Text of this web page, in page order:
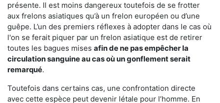
présente. Il est moins dangereux toutefois de se frotter
aux frelons asiatiques qu’à un frelon européen ou d’une
guêpe. L’un des premiers réflexes à adopter dans le cas où
l'on se ferait piquer par un frelon asiatique est de retirer
toutes les bagues mises afin de ne pas empêcher la
circulation sanguine au cas où un gonflement serait
remarqué.
Toutefois dans certains cas, une confrontation directe
avec cette espèce peut devenir létale pour l’homme. En